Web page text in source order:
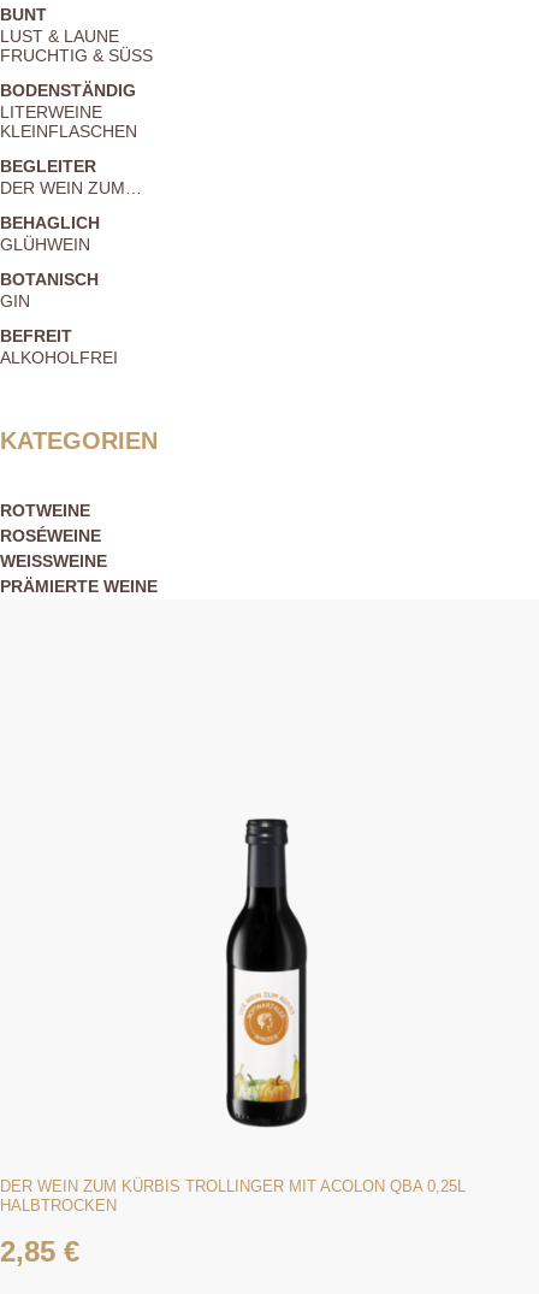
BUNT
LUST & LAUNE
FRUCHTIG & SÜSS
BODENSTÄNDIG
LITERWEINE
KLEINFLASCHEN
BEGLEITER
DER WEIN ZUM…
BEHAGLICH
GLÜHWEIN
BOTANISCH
GIN
BEFREIT
ALKOHOLFREI
KATEGORIEN
ROTWEINE
ROSÉWEINE
WEISSWEINE
PRÄMIERTE WEINE
DER WEIN ZUM KÜRBIS TROLLINGER MIT ACOLON QBA 0,25L
HALBTROCKEN
2,85 €